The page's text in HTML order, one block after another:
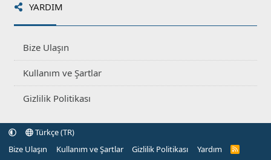
YARDIM
Bize Ulaşın
Kullanım ve Şartlar
Gizlilik Politikası
Türkçe (TR)
Bize Ulaşın
Kullanım ve Şartlar Gizlilik Politikası Yardım
R